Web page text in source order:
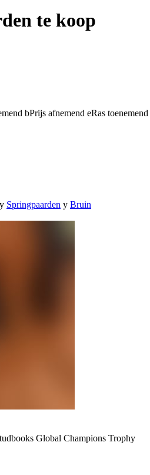
te koop
bPrijs afnemend eRas toenemend
y Springpaarden y Bruin
Global Champions Trophy